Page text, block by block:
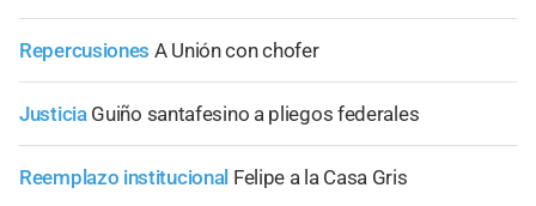
Repercusiones A Unión con chofer
Justicia Guiño santafesino a pliegos federales
Reemplazo institucional Felipe a la Casa Gris